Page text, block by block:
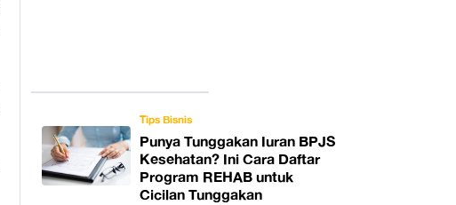
Tips Bisnis
Punya Tunggakan Iuran BPJS
Kesehatan? Ini Cara Daftar
Program REHAB untuk
Cicilan Tunggakan